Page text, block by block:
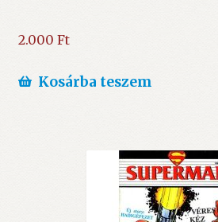
2.000 Ft
Kosárba teszem